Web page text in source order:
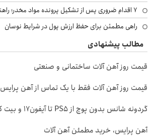
۷ اقدام ضروری پس از تشکیل پرونده مواد مخدر؛ راهنمای خانواده‌ها
راهی مطمئن برای حفظ ارزش پول در شرایط نوسان
مطالب پیشنهادی
قیمت روز آهن آلات ساختمانی و صنعتی
قیمت روز آهن آلات فقط با یک تماس از آهن پرایس
گردونه شانس بدون پوچ از PS5 تا آیفون17 و بیت کوین 🔥
آهن پرایس، خرید مطمئن آهن آلات